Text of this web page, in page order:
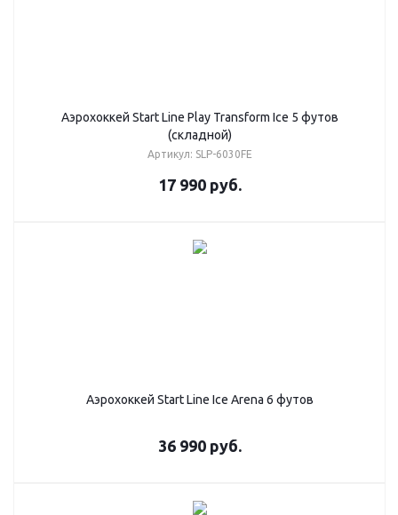
Аэрохоккей Start Line Play Transform Ice 5 футов
(складной)
Артикул: SLP-6030FE
17 990 руб.
Аэрохоккей Start Line Ice Arena 6 футов
36 990 руб.